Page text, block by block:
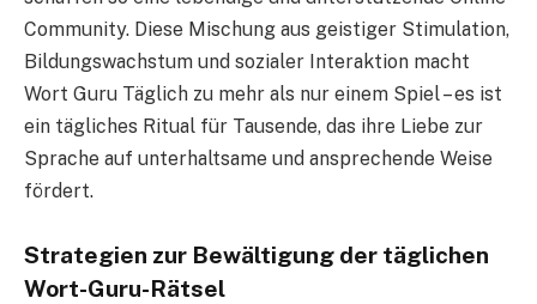
Community. Diese Mischung aus geistiger Stimulation,
Bildungswachstum und sozialer Interaktion macht
Wort Guru Täglich zu mehr als nur einem Spiel – es ist
ein tägliches Ritual für Tausende, das ihre Liebe zur
Sprache auf unterhaltsame und ansprechende Weise
fördert.
Strategien zur Bewältigung der täglichen
Wort-Guru-Rätsel